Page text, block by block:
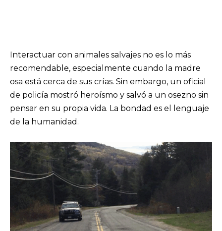
Interactuar con animales salvajes no es lo más
recomendable, especialmente cuando la madre
osa está cerca de sus crías. Sin embargo, un oficial
de policía mostró heroísmo y salvó a un osezno sin
pensar en su propia vida. La bondad es el lenguaje
de la humanidad.